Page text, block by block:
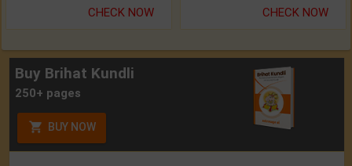
CHECK NOW CHECK NOW
Buy Brihat Kundli
250+ pages
BUY NOW